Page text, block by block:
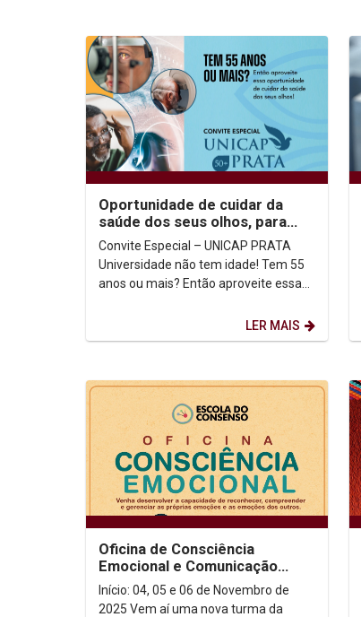
Oportunidade de cuidar da
saúde dos seus olhos, para
quem tem 55 anos ou mais
Convite Especial – UNICAP PRATA
Universidade não tem idade! Tem 55
anos ou mais? Então aproveite essa
LER MAIS
Oficina de Consciência
Emocional e Comunicação
Efetiva da Escola do
Consenso!
Início: 04, 05 e 06 de Novembro de
2025 Vem aí uma nova turma da